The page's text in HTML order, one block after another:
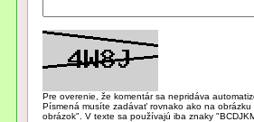
Pre overenie, že komentár sa nepridáva
Písmená musíte zadávať rovnako ako na
obrázok". V texte sa používajú iba znaky